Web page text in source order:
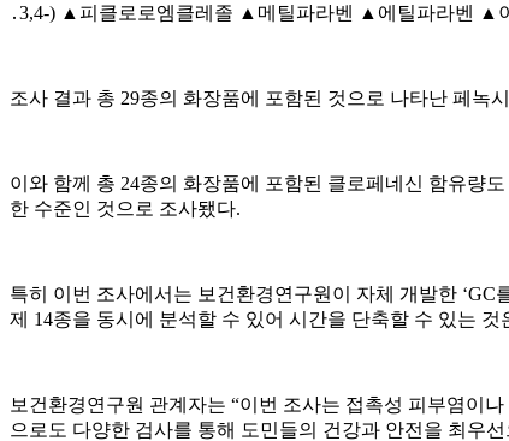
․3,4-) ▲피클로로엠클레졸 ▲메틸파라벤 ▲에틸파라벤
조사 결과 총 29종의 화장품에 포함된 것으로 나타난 페녹
이와 함께 총 24종의 화장품에 포함된 클로페네신 함유량
한 수준인 것으로 조사됐다.
특히 이번 조사에서는 보건환경연구원이 자체 개발한
제 14종을 동시에 분석할 수 있어 시간을 단축할 수 있는
보건환경연구원 관계자는 “이번 조사는 접촉성 피부염이
으로도 다양한 검사를 통해 도민들의 건강과 안전을 최우